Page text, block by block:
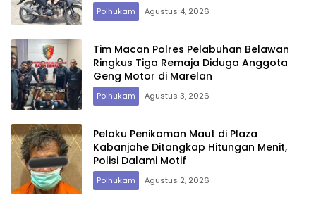
Polhukam Agustus 4, 2026
Tim Macan Polres Pelabuhan Belawan
Ringkus Tiga Remaja Diduga Anggota
Geng Motor di Marelan
Polhukam Agustus 3, 2026
Pelaku Penikaman Maut di Plaza
Kabanjahe Ditangkap Hitungan Menit,
Polisi Dalami Motif
Polhukam Agustus 2, 2026